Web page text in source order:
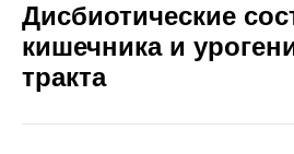
Дисбиотические
кишечника и
тракта